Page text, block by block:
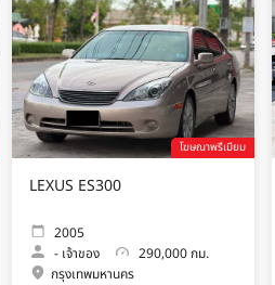
โฆษณาพรีเมียม
LEXUS ES300
2005
- เจ้าของ
290,000 กม.
กรุงเทพมหานคร